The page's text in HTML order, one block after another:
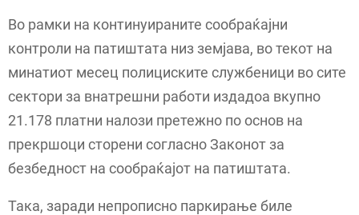
Во рамки на континуираните сообраќајни
контроли на патиштата низ земјава, во текот на
минатиот месец полициските службеници во сите
сектори за внатрешни работи издадоа вкупно
21.178 платни налози претежно по основ на
прекршоци сторени согласно Законот за
безбедност на сообраќајот на патиштата.
Така, заради непрописно паркирање биле